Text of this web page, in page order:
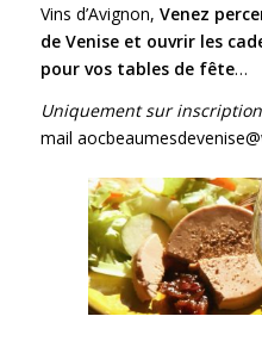
Vins d’Avignon, Venez
de Venise et ouvrir les
pour vos tables de fête…
Uniquement sur inscription
mail